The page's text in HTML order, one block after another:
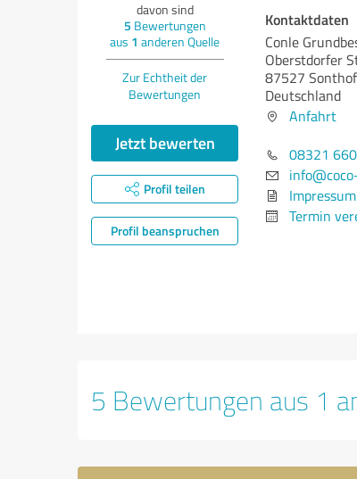
davon sind
5 Bewertungen
aus 1 anderen Quelle
Zur Echtheit der
Bewertungen
Jetzt bewerten
Profil teilen
Profil beanspruchen
Kontaktdaten
Conle
Oberstdorfer
87527
Deutschland
Anfahrt
08321
Impressum
Termin
5 Bewertungen aus 1